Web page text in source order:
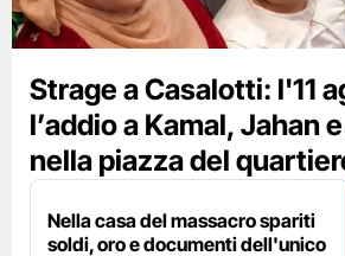
Strage a Casalotti: l'11
l’addio a Kamal, Jahan
nella piazza del
Nella casa del massacro spariti
soldi, oro e documenti dell'unico